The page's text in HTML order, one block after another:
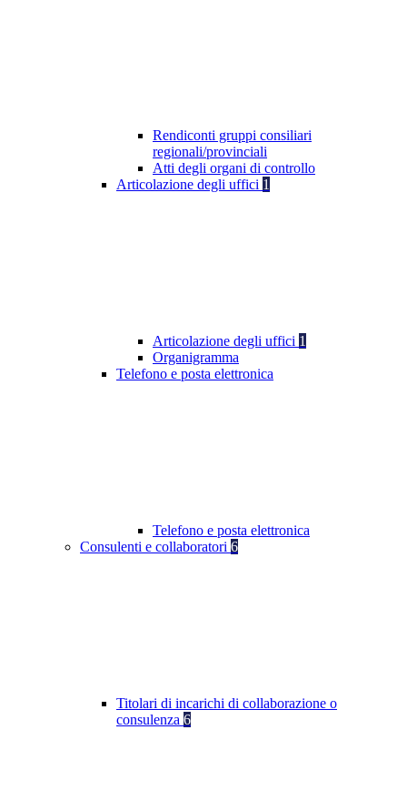
Rendiconti gruppi consiliari
regionali/provinciali
Atti degli organi di controllo
Articolazione degli uffici 1
Articolazione degli uffici 1
Organigramma
Telefono e posta elettronica
Telefono e posta elettronica
Consulenti e collaboratori 6
Titolari di incarichi di collaborazione o
consulenza 6